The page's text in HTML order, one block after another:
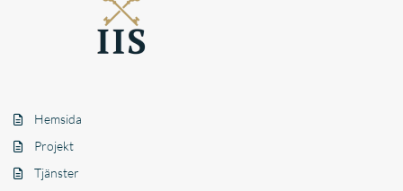
Hemsida
Projekt
Tjänster